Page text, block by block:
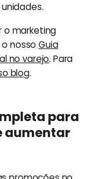
o marketing
o nossoGuia
no varejo. Para
blog.
para
aumentar